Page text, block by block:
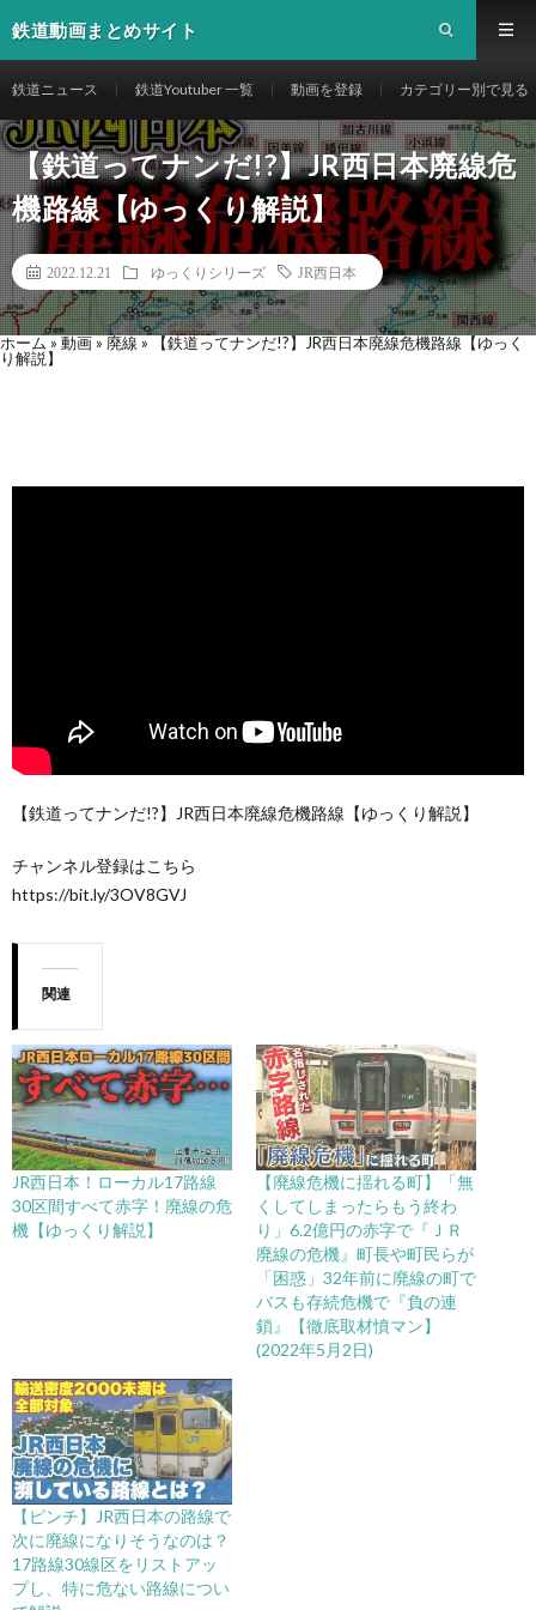
鉄道動画まとめサイト
鉄道ニュース 鉄道Youtuber 一覧 動画を登録 カテゴリー別で見る
【鉄道ってナンだ!?】JR西日本廃線危
機路線【ゆっくり解説】
2022.12.21 ゆっくりシリーズ JR西日本
ホーム » 動画 » 廃線 » 【鉄道ってナンだ!?】JR西日本廃線危機路線【ゆっく
り解説】
【鉄道ってナンだ!?】JR西日本廃線危機路線【ゆっくり解説】
チャンネル登録はこちら
https://bit.ly/3OV8GVJ
関連
JR西日本！ローカル17路線
30区間すべて赤字！廃線の危
機【ゆっくり解説】
【廃線危機に揺れる町】「無
くしてしまったらもう終わ
り」6.2億円の赤字で『ＪＲ
廃線の危機』町長や町民らが
「困惑」32年前に廃線の町で
バスも存続危機で『負の連
鎖』【徹底取材憤マン】
(2022年5月2日)
【ピンチ】JR西日本の路線で
次に廃線になりそうなのは？
17路線30線区をリストアッ
プし、特に危ない路線につい